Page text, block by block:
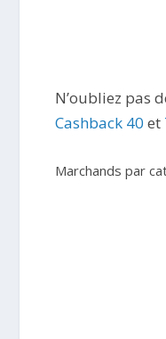
N’oubliez pas
Cashback 40 et
Marchands par